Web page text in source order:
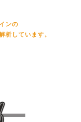
ンの
析しています。